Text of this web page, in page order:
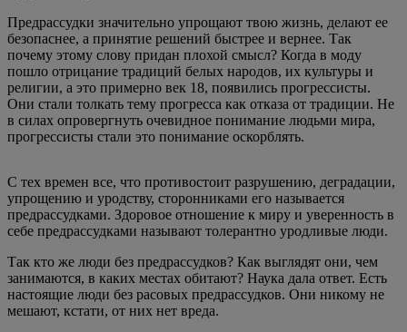
Предрассудки значительно упрощают твою жизнь, делают ее
безопаснее, а принятие решений быстрее и вернее. Так
почему этому слову придан плохой смысл? Когда в моду
пошло отрицание традиций белых народов, их культуры и
религии, а это примерно век 18, появились прогрессисты.
Они стали толкать тему прогресса как отказа от традиции. Не
в силах опровергнуть очевидное понимание людьми мира,
прогрессисты стали это понимание оскорблять.
С тех времен все, что противостоит разрушению, деградации,
упрощению и уродству, сторонниками его называется
предрассудками. Здоровое отношение к миру и уверенность в
себе предрассудками называют толерантно уродливые люди.
Так кто же люди без предрассудков? Как выглядят они, чем
занимаются, в каких местах обитают? Наука дала ответ. Есть
настоящие люди без расовых предрассудков. Они никому не
мешают, кстати, от них нет вреда.